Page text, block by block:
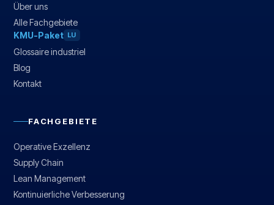
Über uns
Alle Fachgebiete
KMU-Paket LU
Glossaire industriel
Blog
Kontakt
FACHGEBIETE
Operative Exzellenz
Supply Chain
Lean Management
Kontinuierliche Verbesserung